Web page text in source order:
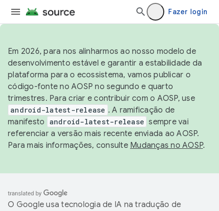
Fazer login
Em 2026, para nos alinharmos ao nosso modelo de
desenvolvimento estável e garantir a estabilidade da
plataforma para o ecossistema, vamos publicar o
código-fonte no AOSP no segundo e quarto
trimestres. Para criar e contribuir com o AOSP, use
android-latest-release . A ramificação de
manifesto
android-latest-release sempre vai
referenciar a versão mais recente enviada ao AOSP.
Para mais informações, consulte Mudanças no AOSP.
O Google usa tecnologia de IA na tradução de